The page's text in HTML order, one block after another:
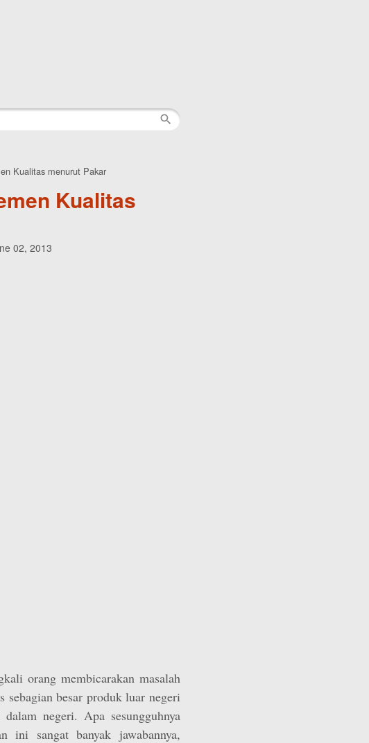
Kualitas menurut Pakar
Kualitas
02, 2013
orang membicarakan masalah
sebagian besar produk luar negeri
negeri. Apa sesungguhnya
ini sangat banyak jawabannya,